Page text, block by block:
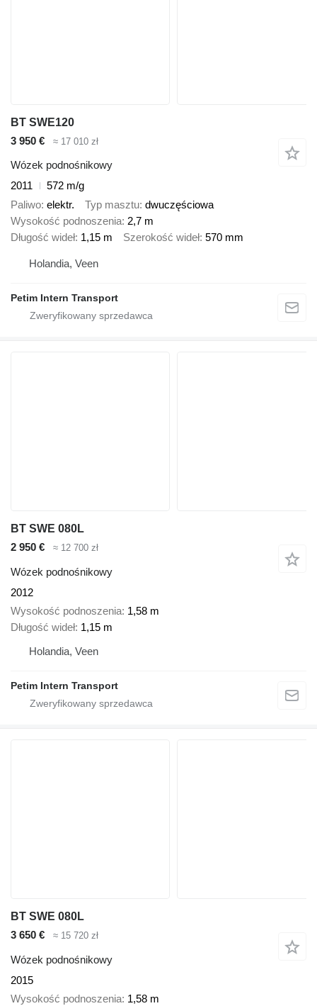
BT SWE120
3 950 €
≈ 17 010 zł
Wózek podnośnikowy
2011
572 m/g
Paliwo elektr. Typ masztu dwuczęściowa
Wysokość podnoszenia 2,7 m
Długość wideł 1,15 m Szerokość wideł 570 mm
Holandia, Veen
Petim Intern Transport
BT SWE 080L
2 950 €
≈ 12 700 zł
Wózek podnośnikowy
2012
Wysokość podnoszenia 1,58 m
Długość wideł 1,15 m
Holandia, Veen
Petim Intern Transport
BT SWE 080L
3 650 €
≈ 15 720 zł
Wózek podnośnikowy
2015
Wysokość podnoszenia 1,58 m